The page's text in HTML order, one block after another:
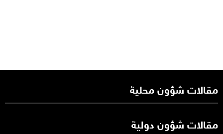
مقالات شؤون محلية
مقالات شؤون دولية